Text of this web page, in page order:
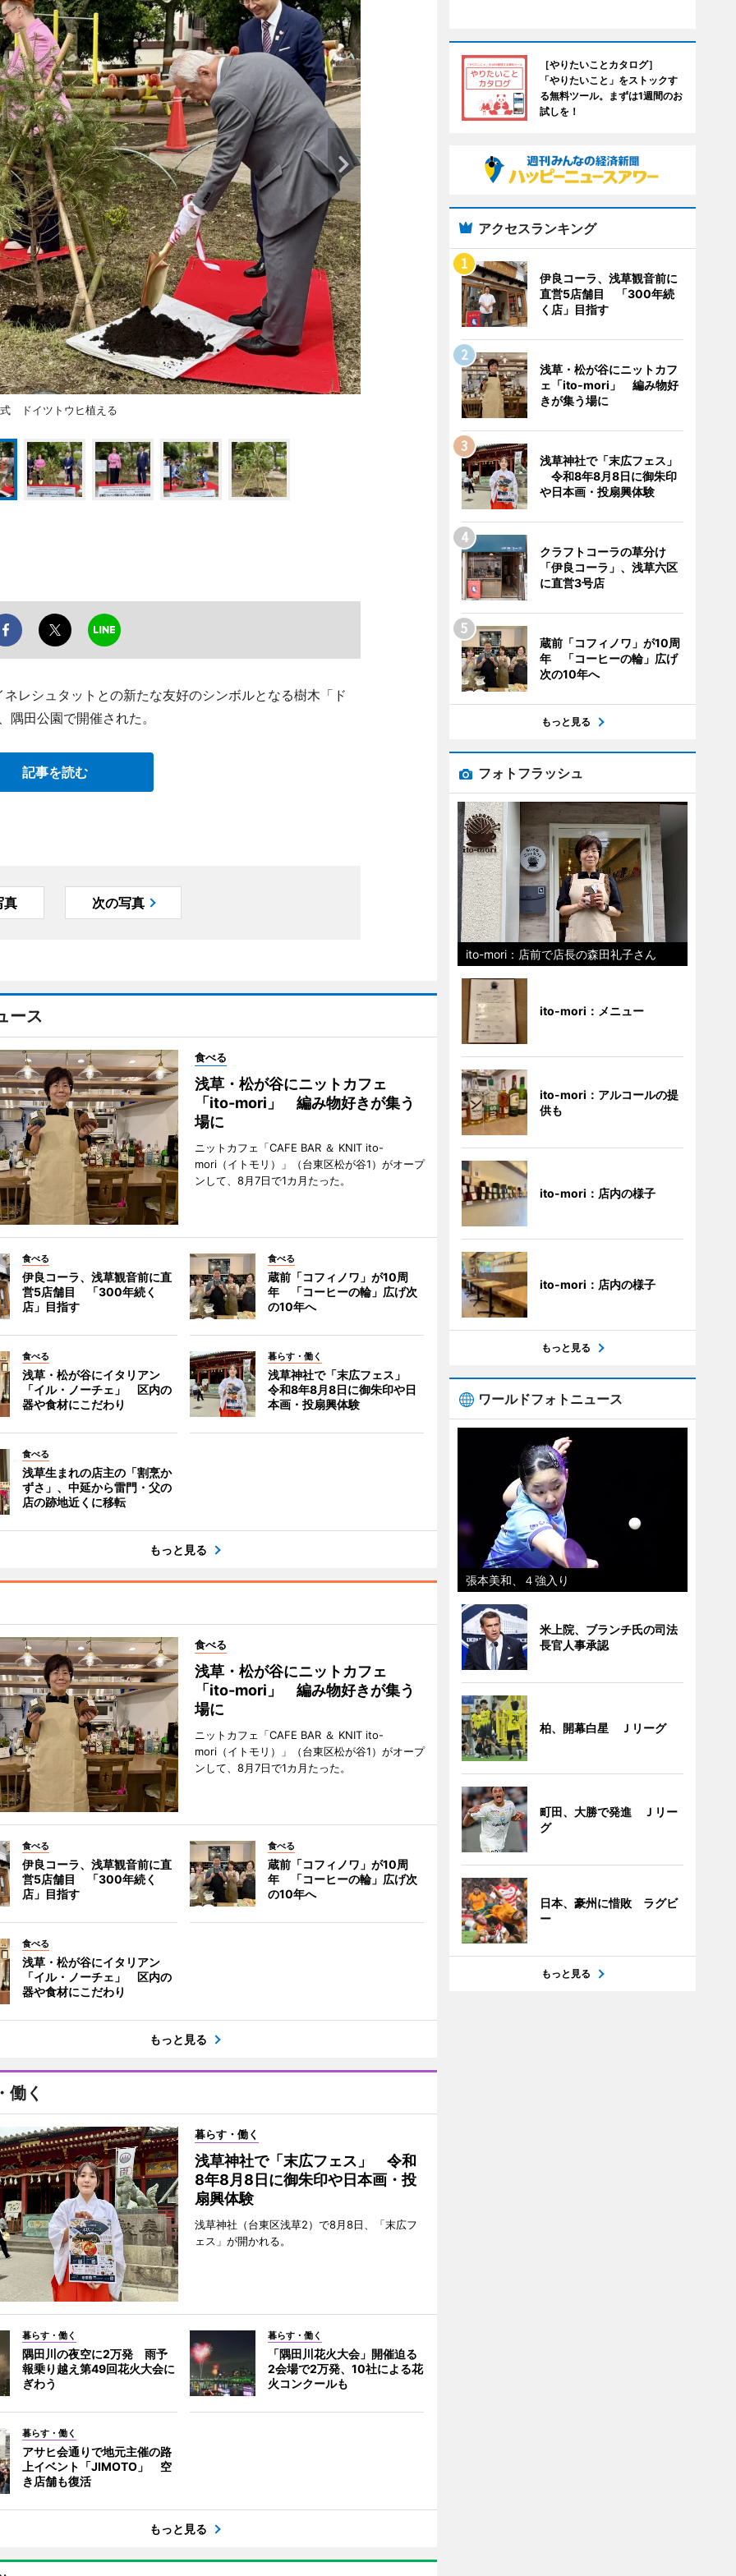
式 ドイツトウヒ植える
レシュタットとの新たな友好のシンボルとなる樹木「ド
田公園で開催された。
記事を読む
真 次の写真
ース
食べる
浅草・松が谷にニットカフェ
「ito-mori」 編み物好きが集う
場に
ニットカフェ「CAFE BAR ＆ KNIT ito-
mori（イトモリ）」（台東区松が谷1）がオープ
ンして、8月7日で1カ月たった。
食べる
伊良コーラ、浅草観音前に直
営5店舗目 「300年続く
店」目指す
食べる
蔵前「コフィノワ」が10周
年 「コーヒーの輪」広げ次
の10年へ
食べる
浅草・松が谷にイタリアン
「イル・ノーチェ」 区内の
器や食材にこだわり
暮らす・働く
浅草神社で「末広フェス」
令和8年8月8日に御朱印や日
本画・投扇興体験
食べる
浅草生まれの店主の「割烹か
ずさ」、中延から雷門・父の
店の跡地近くに移転
もっと見る
食べる
浅草・松が谷にニットカフェ
「ito-mori」 編み物好きが集う
場に
ニットカフェ「CAFE BAR ＆ KNIT ito-
mori（イトモリ）」（台東区松が谷1）がオープ
ンして、8月7日で1カ月たった。
食べる
伊良コーラ、浅草観音前に直
営5店舗目 「300年続く
店」目指す
食べる
蔵前「コフィノワ」が10周
年 「コーヒーの輪」広げ次
の10年へ
食べる
浅草・松が谷にイタリアン
「イル・ノーチェ」 区内の
器や食材にこだわり
もっと見る
働く
暮らす・働く
浅草神社で「末広フェス」 令和
8年8月8日に御朱印や日本画・投
扇興体験
浅草神社（台東区浅草2）で8月8日、「末広フ
ェス」が開かれる。
暮らす・働く
隅田川の夜空に2万発 雨予
報乗り越え第49回花火大会に
ぎわう
暮らす・働く
「隅田川花火大会」開催迫る
2会場で2万発、10社による花
火コンクールも
暮らす・働く
アサヒ会通りで地元主催の路
上イベント「JIMOTO」 空
き店舗も復活
もっと見る
［やりたいことカタログ］
「やりたいこと」をストックす
る無料ツール。まずは1週間のお
試しを！
アクセスランキング
伊良コーラ、浅草観音前に
直営5店舗目 「300年続
く店」目指す
浅草・松が谷にニットカフ
ェ「ito-mori」 編み物好
きが集う場に
浅草神社で「末広フェス」
令和8年8月8日に御朱印
や日本画・投扇興体験
クラフトコーラの草分け
「伊良コーラ」、浅草六区
に直営3号店
蔵前「コフィノワ」が10周
年 「コーヒーの輪」広げ
次の10年へ
もっと見る
フォトフラッシュ
ito-mori：店前で店長の森田礼子さん
ito-mori：メニュー
ito-mori：アルコールの提
供も
ito-mori：店内の様子
ito-mori：店内の様子
もっと見る
ワールドフォトニュース
張本美和、４強入り
米上院、ブランチ氏の司法
長官人事承認
柏、開幕白星 Ｊリーグ
町田、大勝で発進 Ｊリー
グ
日本、豪州に惜敗 ラグビ
ー
もっと見る